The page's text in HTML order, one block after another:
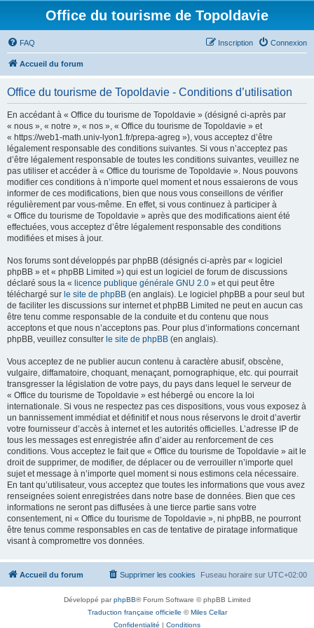
Office du tourisme de Topoldavie
FAQ Connexion
Inscription
Accueil du forum
Office du tourisme de Topoldavie - Conditions d’utilisation
En accédant à « Office du tourisme de Topoldavie » (désigné ci-après par
« nous », « notre », « nos », « Office du tourisme de Topoldavie » et
« https://web1-math.univ-lyon1.fr/prepa-agreg »), vous acceptez d’être
légalement responsable des conditions suivantes. Si vous n’acceptez pas
d’être légalement responsable de toutes les conditions suivantes, veuillez ne
pas utiliser et accéder à « Office du tourisme de Topoldavie ». Nous pouvons
modifier ces conditions à n’importe quel moment et nous essaierons de vous
informer de ces modifications, bien que nous vous conseillons de vérifier
régulièrement par vous-même. En effet, si vous continuez à participer à
« Office du tourisme de Topoldavie » après que des modifications aient été
effectuées, vous acceptez d’être légalement responsable des conditions
modifiées et mises à jour.
Nos forums sont développés par phpBB (désignés ci-après par « logiciel
phpBB » et « phpBB Limited ») qui est un logiciel de forum de discussions
déclaré sous la « licence publique générale GNU 2.0 » et qui peut être
téléchargé sur le site de phpBB (en anglais). Le logiciel phpBB a pour seul but
de faciliter les discussions sur internet et phpBB Limited ne peut en aucun cas
être tenu comme responsable de la conduite et du contenu que nous
acceptons et que nous n’acceptons pas. Pour plus d’informations concernant
phpBB, veuillez consulter le site de phpBB (en anglais).
Vous acceptez de ne publier aucun contenu à caractère abusif, obscène,
vulgaire, diffamatoire, choquant, menaçant, pornographique, etc. qui pourrait
transgresser la législation de votre pays, du pays dans lequel le serveur de
« Office du tourisme de Topoldavie » est hébergé ou encore la loi
internationale. Si vous ne respectez pas ces dispositions, vous vous exposez à
un bannissement immédiat et définitif et nous nous réservons le droit d’avertir
votre fournisseur d’accès à internet et les autorités officielles. L’adresse IP de
tous les messages est enregistrée afin d’aider au renforcement de ces
conditions. Vous acceptez le fait que « Office du tourisme de Topoldavie » ait le
droit de supprimer, de modifier, de déplacer ou de verrouiller n’importe quel
sujet et message à n’importe quel moment si nous estimons cela nécessaire.
En tant qu’utilisateur, vous acceptez que toutes les informations que vous avez
renseignées soient enregistrées dans notre base de données. Bien que ces
informations ne seront pas diffusées à une tierce partie sans votre
consentement, ni « Office du tourisme de Topoldavie », ni phpBB, ne pourront
être tenus comme responsables en cas de tentative de piratage informatique
visant à compromettre vos données.
Accueil du forum Fuseau horaire sur UTC+02:00
Supprimer les cookies
Développé parphpBB® Forum Software © phpBB Limited
Traduction française officielle ©Miles Cellar
Confidentialité | Conditions